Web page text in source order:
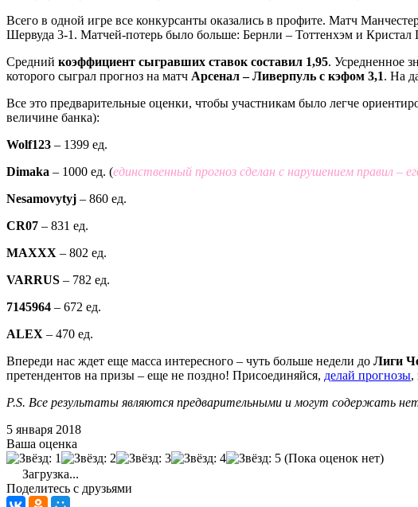
Всего в одной игре все конкурсанты оказались в профите. Матч
Шервуда 3-1. Матчей-потерь было больше: Бернли – Тоттенхэм и
Средний коэффициент сыгравших ставок составил 1,95. Усредненное
которого сыграл прогноз на матч Арсенал – Ливерпуль с кэфом 3,1. На
Все это предварительные оценки, чтобы участникам было легче
величине банка):
Wolf123 – 1399 ед.
Dimaka – 1000 ед. (единственный прогноз сделан с нарушением правил –
Nesamovytyj – 860 ед.
CR07 – 831 ед.
MAXXX – 802 ед.
VARRUS – 782 ед.
7145964 – 672 ед.
ALEX – 470 ед.
Впереди нас ждет еще масса интересного – чуть больше недели до Лиги
претендентов на призы – еще не поздно! Присоединяйся, делай прогнозы,
P.S. Все результаты являются предварительными и могут содержать
5 января 2018
Ваша оценка
(Пока оценок нет)
Загрузка...
Поделитесь с друзьями